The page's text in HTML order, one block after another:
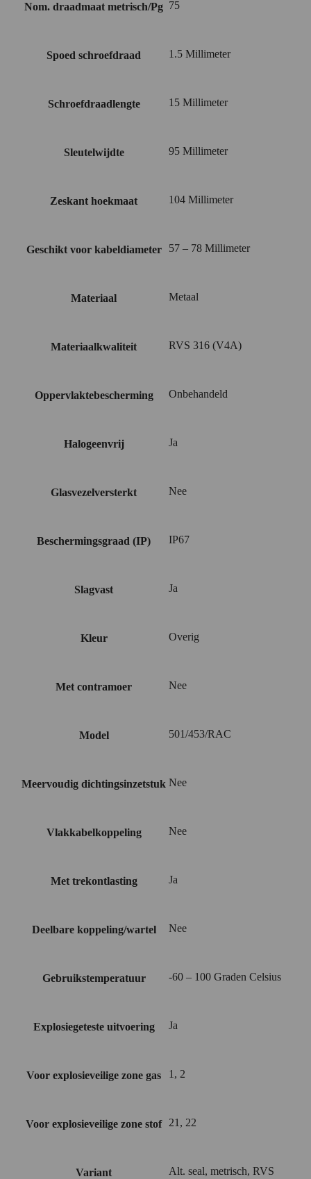
Nom. draadmaat metrisch/Pg 75
Spoed schroefdraad 1.5 Millimeter
Schroefdraadlengte 15 Millimeter
Sleutelwijdte 95 Millimeter
Zeskant hoekmaat 104 Millimeter
Geschikt voor kabeldiameter 57 – 78 Millimeter
Materiaal Metaal
Materiaalkwaliteit RVS 316 (V4A)
Oppervlaktebescherming Onbehandeld
Halogeenvrij Ja
Glasvezelversterkt Nee
Beschermingsgraad (IP) IP67
Slagvast Ja
Kleur Overig
Met contramoer Nee
Model 501/453/RAC
Meervoudig dichtingsinzetstuk Nee
Vlakkabelkoppeling Nee
Met trekontlasting Ja
Deelbare koppeling/wartel Nee
Gebruikstemperatuur -60 – 100 Graden Celsius
Explosiegeteste uitvoering Ja
Voor explosieveilige zone gas 1, 2
Voor explosieveilige zone stof 21, 22
Variant Alt. seal, metrisch, RVS